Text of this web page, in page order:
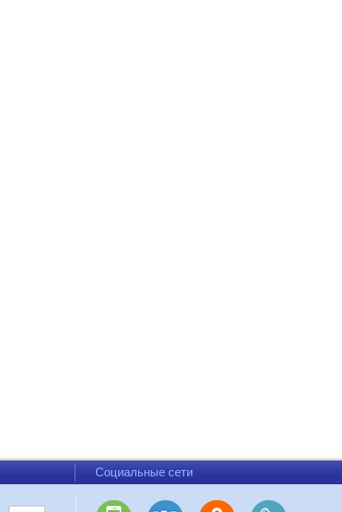
Социальные сети